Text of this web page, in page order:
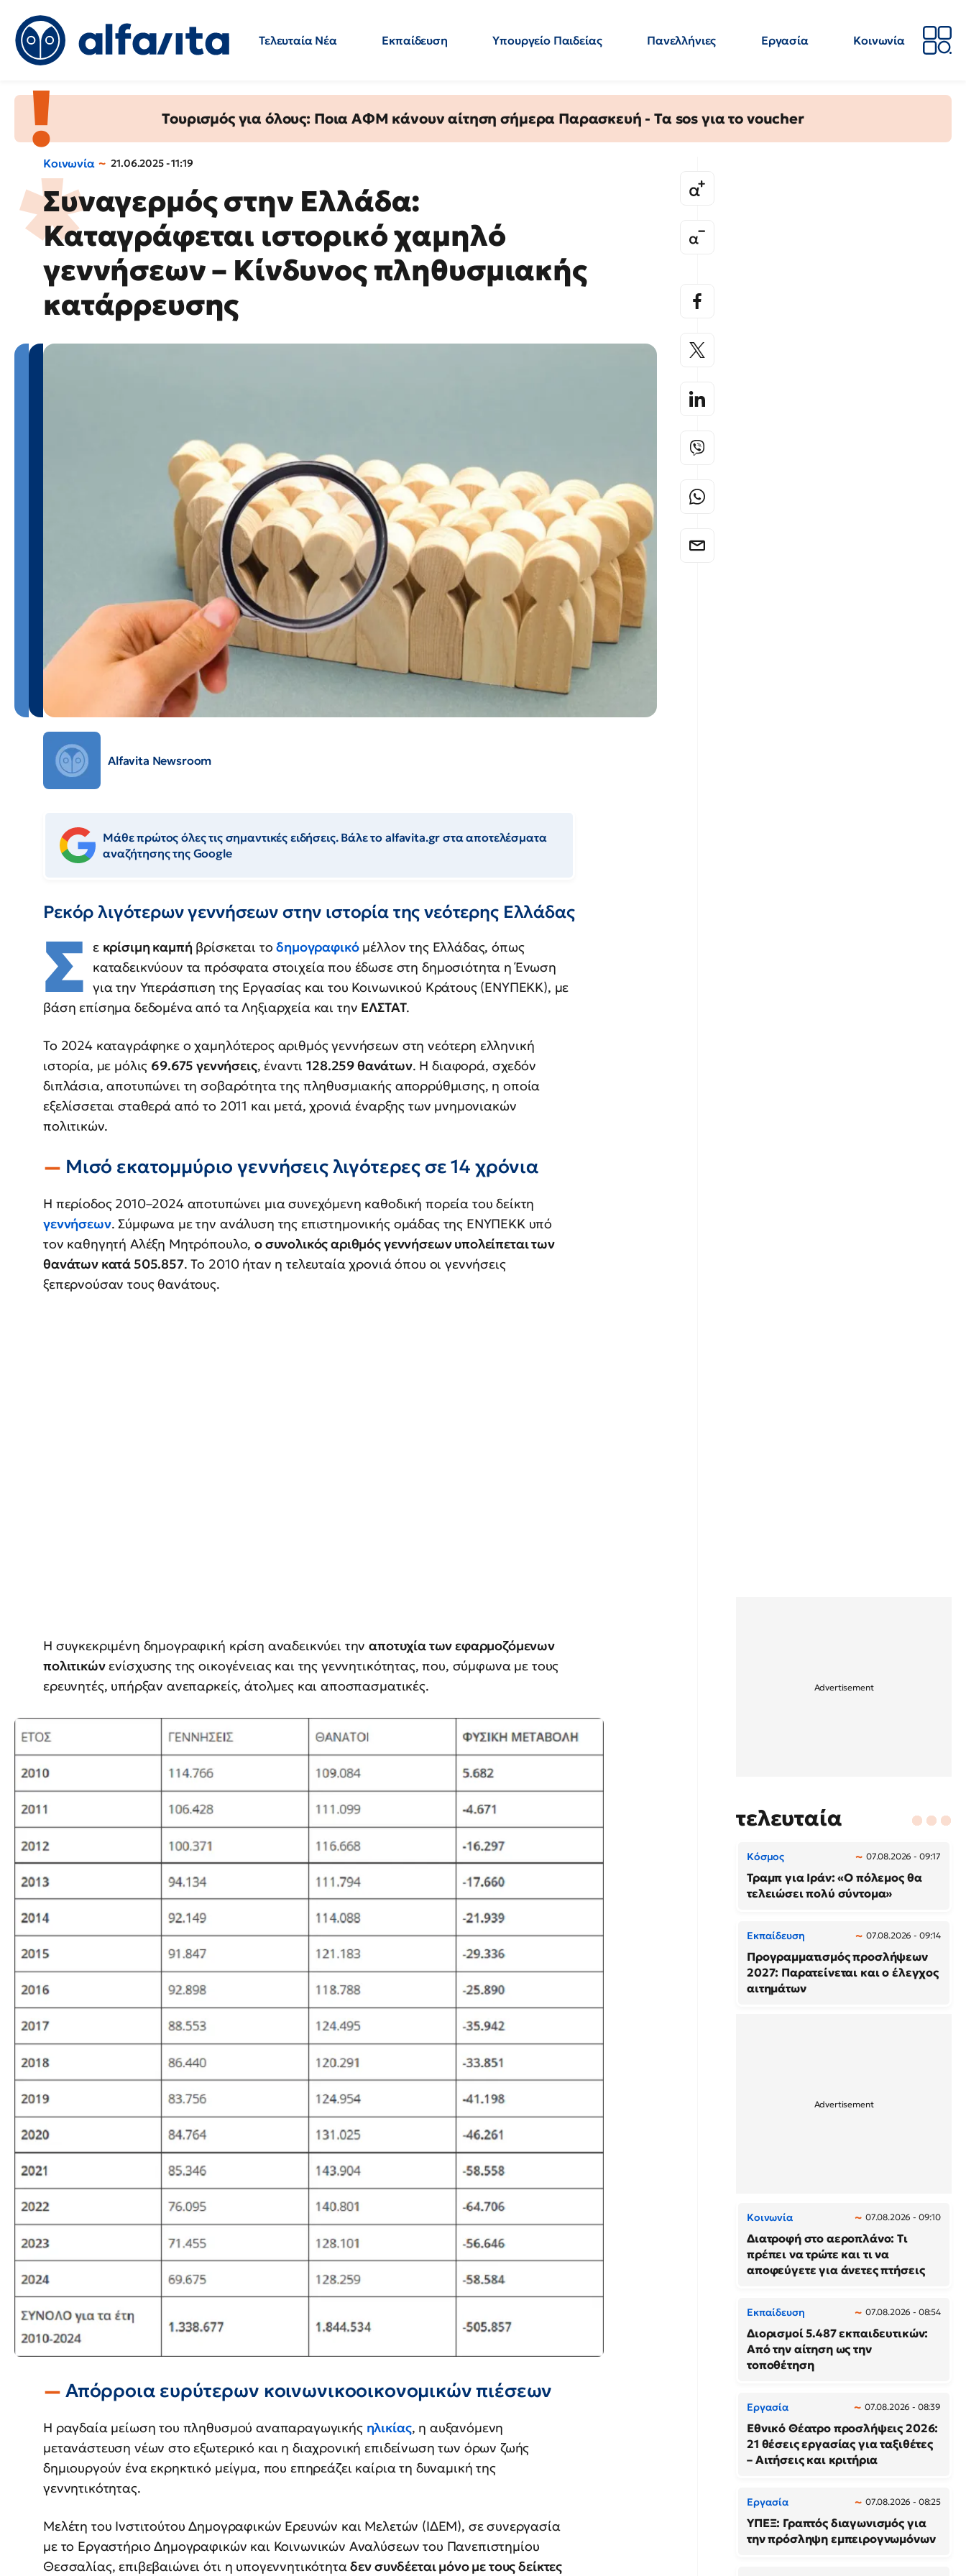
Τελευταία Νέα Εκπαίδευση Υπουργείο Παιδείας Πανελλήνιες Εργασία
Κοινωνία
Τουρισμός για όλους: Ποια ΑΦΜ κάνουν αίτηση σήμερα Παρασκευή - Τα sos για το voucher
Κοινωνία 21.06.2025 - 11:19
Συναγερμός στην Ελλάδα:
Καταγράφεται ιστορικό χαμηλό
γεννήσεων – Κίνδυνος πληθυσμιακής
κατάρρευσης
Alfavita Newsroom
Μάθε πρώτος όλες τις σημαντικές ειδήσεις. Βάλε το alfavita.gr στα αποτελέσματα
αναζήτησης της Google
Ρεκόρ λιγότερων γεννήσεων στην ιστορία της νεότερης Ελλάδας
Σ ε κρίσιμη καμπή βρίσκεται τοδημογραφικόμέλλον της Ελλάδας, όπως
καταδεικνύουν τα πρόσφατα στοιχεία που έδωσε στη δημοσιότητα η Ένωση
για την Υπεράσπιση της Εργασίας και του Κοινωνικού Κράτους (ΕΝΥΠΕΚΚ), με
βάση επίσημα δεδομένα από τα Ληξιαρχεία και την ΕΛΣΤΑΤ.
Το 2024 καταγράφηκε ο χαμηλότερος αριθμός γεννήσεων στη νεότερη ελληνική
ιστορία, με μόλις 69.675 γεννήσεις, έναντι128.259 θανάτων. Η διαφορά, σχεδόν
διπλάσια, αποτυπώνει τη σοβαρότητα της πληθυσμιακής απορρύθμισης, η οποία
εξελίσσεται σταθερά από το 2011 και μετά, χρονιά έναρξης των μνημονιακών
πολιτικών.
Μισό εκατομμύριο γεννήσεις λιγότερες σε 14 χρόνια
Η περίοδος 2010–2024 αποτυπώνει μια συνεχόμενη καθοδική πορεία του δείκτη
γεννήσεων. Σύμφωνα με την ανάλυση της επιστημονικής ομάδας της ΕΝΥΠΕΚΚ υπό
τον καθηγητή Αλέξη Μητρόπουλο,ο συνολικός αριθμός γεννήσεων υπολείπεται των
θανάτων κατά 505.857. Το 2010 ήταν η τελευταία χρονιά όπου οι γεννήσεις
ξεπερνούσαν τους θανάτους.
Η συγκεκριμένη δημογραφική κρίση αναδεικνύει τηναποτυχία των εφαρμοζόμενων
πολιτικώνενίσχυσης της οικογένειας και της γεννητικότητας, που, σύμφωνα με τους
ερευνητές, υπήρξαν ανεπαρκείς, άτολμες και αποσπασματικές.
Απόρροια ευρύτερων κοινωνικοοικονομικών πιέσεων
Η ραγδαία μείωση του πληθυσμού αναπαραγωγικής ηλικίας, η αυξανόμενη
μετανάστευση νέων στο εξωτερικό και η διαχρονική επιδείνωση των όρων ζωής
δημιουργούν ένα εκρηκτικό μείγμα, που επηρεάζει καίρια τη δυναμική της
γεννητικότητας.
Μελέτη του Ινστιτούτου Δημογραφικών Ερευνών και Μελετών (ΙΔΕΜ), σε συνεργασία
με το Εργαστήριο Δημογραφικών και Κοινωνικών Αναλύσεων του Πανεπιστημίου
Θεσσαλίας, επιβεβαιώνει ότι η υπογεννητικότηταδεν συνδέεται μόνο με τους δείκτες
τελευταία
Κόσμος 07.08.2026 - 09:17
Τραμπ για Ιράν: «Ο πόλεμος θα
τελειώσει πολύ σύντομα»
Εκπαίδευση 07.08.2026 - 09:14
Προγραμματισμός προσλήψεων
2027: Παρατείνεται και ο έλεγχος
αιτημάτων
Κοινωνία 07.08.2026 - 09:10
Διατροφή στο αεροπλάνο: Τι
πρέπει να τρώτε και τι να
αποφεύγετε για άνετες πτήσεις
Εκπαίδευση 07.08.2026 - 08:54
Διορισμοί 5.487 εκπαιδευτικών:
Από την αίτηση ως την
τοποθέτηση
Εργασία 07.08.2026 - 08:39
Εθνικό Θέατρο προσλήψεις 2026:
21 θέσεις εργασίας για ταξιθέτες
– Αιτήσεις και κριτήρια
Εργασία 07.08.2026 - 08:25
ΥΠΕΞ: Γραπτός διαγωνισμός για
την πρόσληψη εμπειρογνωμόνων